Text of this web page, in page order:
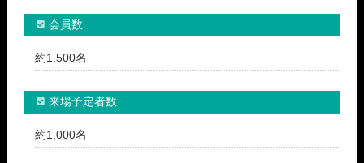
会員数
約1,500名
来場予定者数
約1,000名